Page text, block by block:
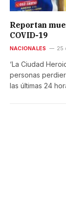
Reportan
COVID-19
NACIONALES 25
‘La Ciudad
personas
las últimas 24